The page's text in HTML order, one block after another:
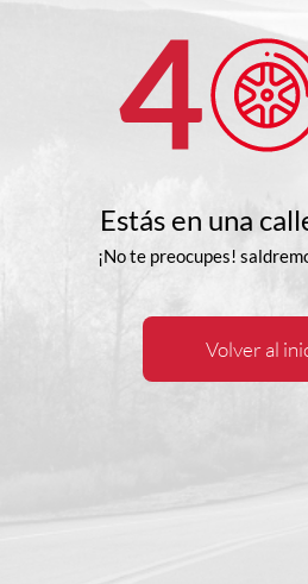
4
Estás en una
¡No te preocupes!
Volver al